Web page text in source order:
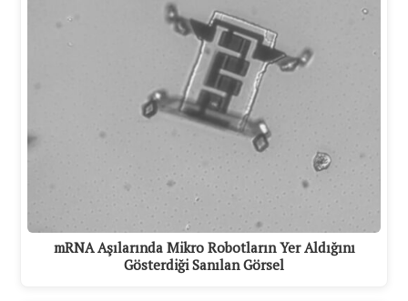
mRNA Aşılarında Mikro Robotların Yer Aldığını
Gösterdiği Sanılan Görsel